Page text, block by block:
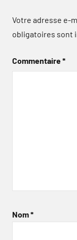
Votre adresse e-
obligatoires sont
Commentaire*
Nom*